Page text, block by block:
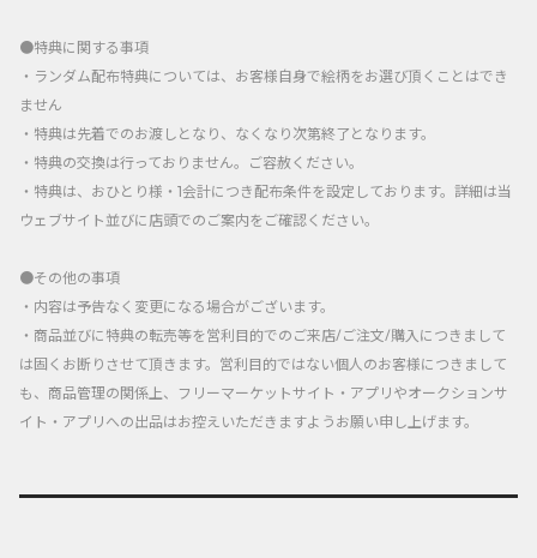
●特典に関する事項
・ランダム配布特典については、お客様自身で絵柄をお選び頂くことはでき
ません
・特典は先着でのお渡しとなり、なくなり次第終了となります。
・特典の交換は行っておりません。ご容赦ください。
・特典は、おひとり様・1会計につき配布条件を設定しております。詳細は当
ウェブサイト並びに店頭でのご案内をご確認ください。
●その他の事項
・内容は予告なく変更になる場合がございます。
・商品並びに特典の転売等を営利目的でのご来店/ご注文/購入につきまして
は固くお断りさせて頂きます。営利目的ではない個人のお客様につきまして
も、商品管理の関係上、フリーマーケットサイト・アプリやオークションサ
イト・アプリへの出品はお控えいただきますようお願い申し上げます。